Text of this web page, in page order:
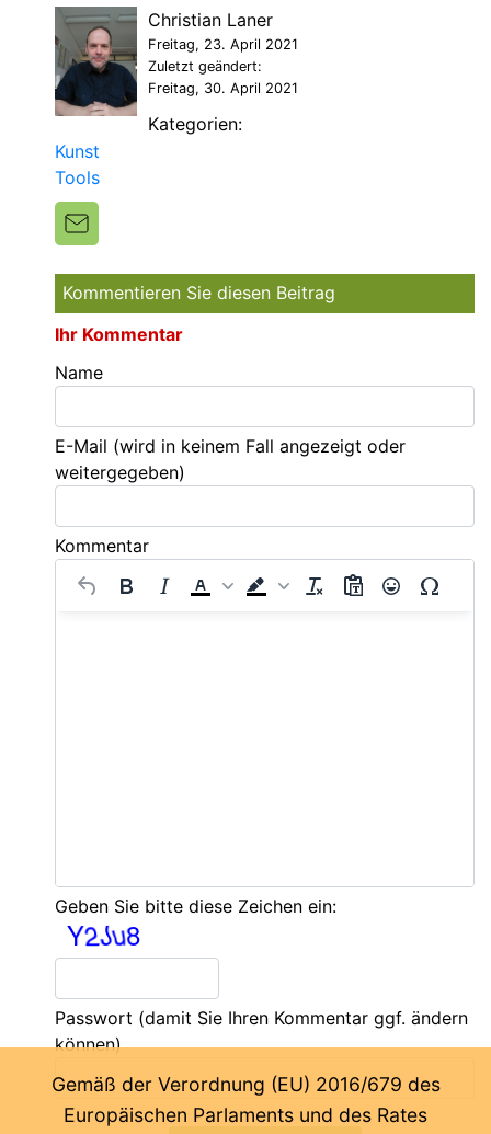
Christian Laner
Freitag, 23. April 2021
Zuletzt geändert:
Freitag, 30. April 2021
Kategorien:
Kunst
Tools
Kommentieren Sie diesen Beitrag
Ihr Kommentar
Name
E-Mail (wird in keinem Fall angezeigt oder
weitergegeben)
Kommentar
Geben Sie bitte diese Zeichen ein:
Passwort (damit Sie Ihren Kommentar ggf. ändern
können)
Gemäß der Verordnung (EU) 2016/679 des
Europäischen Parlaments und des Rates